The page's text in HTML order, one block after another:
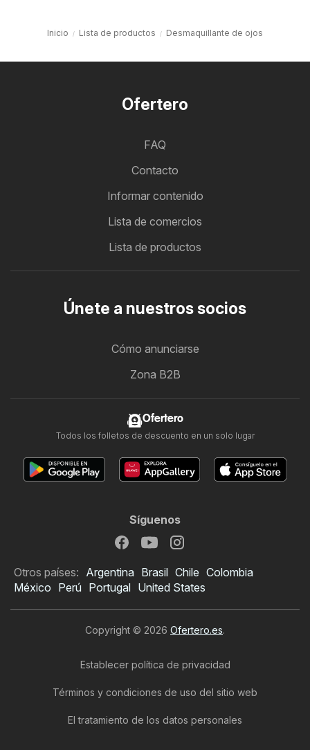
Inicio Lista de productos Desmaquillante de ojos
Ofertero
FAQ
Contacto
Informar contenido
Lista de comercios
Lista de productos
Únete a nuestros socios
Cómo anunciarse
Zona B2B
Ofertero
Todos los folletos de descuento en un solo lugar
Síguenos
Otros países: Argentina Brasil Chile Colombia
México Perú Portugal United States
Copyright © 2026 Ofertero.es.
Establecer política de privacidad
Términos y condiciones de uso del sitio web
El tratamiento de los datos personales